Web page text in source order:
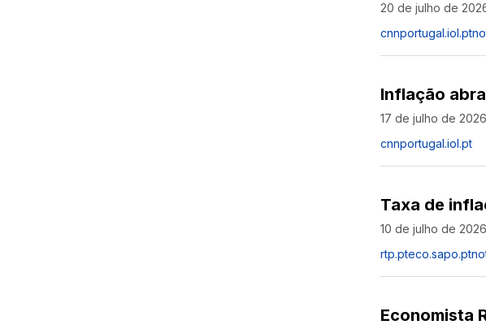
20 de julho de
cnnportugal.iol.pt
Inflação
17 de julho de 2026
cnnportugal.iol.pt
Taxa de
10 de julho de 2026
rtp.pteco.sapo.pt
Economista